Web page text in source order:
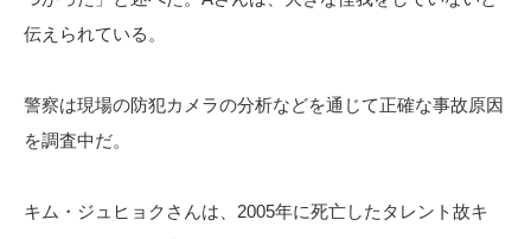
伝えられている。
警察は現場の防犯カメラの分析などを通じて正確な事故原因
を調査中だ。
キム・ジュヒョクさんは、2005年に死亡したタレント故キ